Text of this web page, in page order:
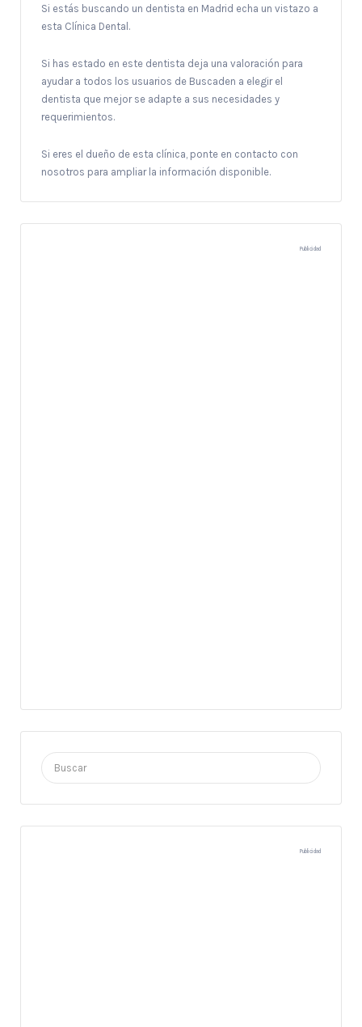
Si estás buscando un dentista en Madrid echa un vistazo a
esta Clínica Dental.
Si has estado en este dentista deja una valoración para
ayudar a todos los usuarios de Buscaden a elegir el
dentista que mejor se adapte a sus necesidades y
requerimientos.
Si eres el dueño de esta clínica, ponte en contacto con
nosotros para ampliar la información disponible.
Publicidad
Buscar
por:
Publicidad